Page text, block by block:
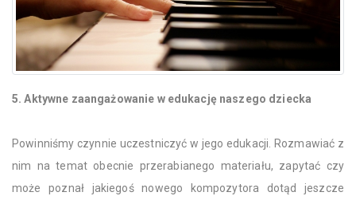
5. Aktywne zaangażowanie w edukację naszego dziecka
Powinniśmy czynnie uczestniczyć w jego edukacji. Rozmawiać z
nim na temat obecnie przerabianego materiału, zapytać czy
może poznał jakiegoś nowego kompozytora dotąd jeszcze